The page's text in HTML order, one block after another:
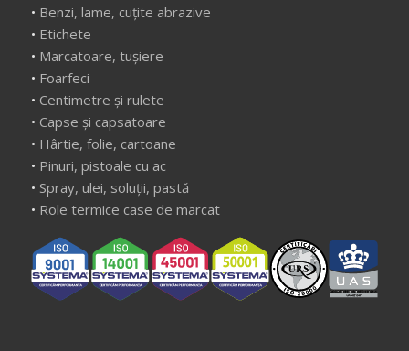
• Benzi, lame, cuțite abrazive
• Etichete
• Marcatoare, tușiere
• Foarfeci
• Centimetre și rulete
• Capse și capsatoare
• Hârtie, folie, cartoane
• Pinuri, pistoale cu ac
• Spray, ulei, soluții, pastă
• Role termice case de marcat